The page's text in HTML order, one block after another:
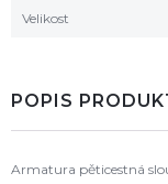
Velikost
POPIS
Armatura pěticestná